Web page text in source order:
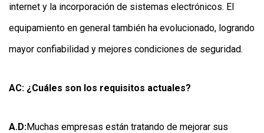
internet y la incorporación de sistemas electrónicos. El
equipamiento en general también ha evolucionado, logrando
mayor confiabilidad y mejores condiciones de seguridad.
AC: ¿Cuáles son los requisitos actuales?
A.D:Muchas empresas están tratando de mejorar sus